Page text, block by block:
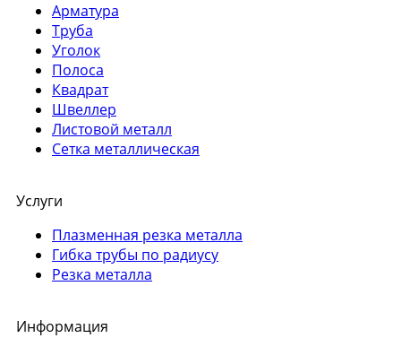
Арматура
Труба
Уголок
Полоса
Квадрат
Швеллер
Листовой металл
Сетка металлическая
Услуги
Плазменная резка металла
Гибка трубы по радиусу
Резка металла
Информация